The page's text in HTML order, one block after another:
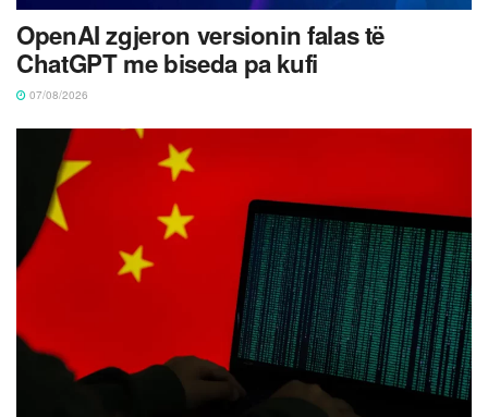
OpenAI zgjeron versionin falas të
ChatGPT me biseda pa kufi
07/08/2026